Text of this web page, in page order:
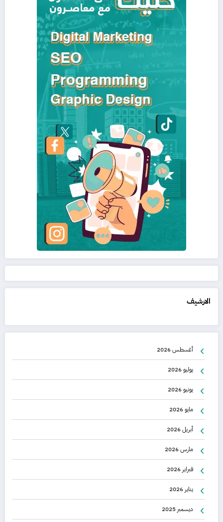
الارشيف
أغسطس 2026
يوليو 2026
يونيو 2026
مايو 2026
أبريل 2026
مارس 2026
فبراير 2026
يناير 2026
ديسمبر 2025